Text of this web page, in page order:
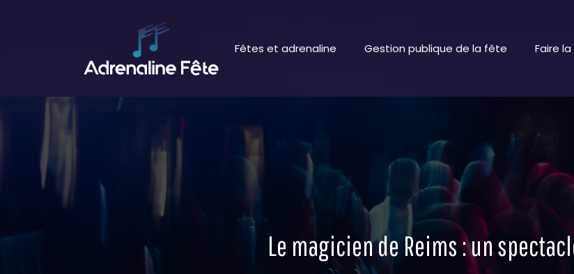
Fêtes et adrenaline Gestion publique de la fête Faire
Le magicien de Reims : un